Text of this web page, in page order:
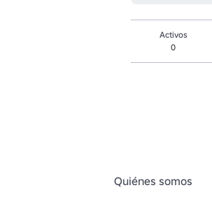
Activos
0
Quiénes somos